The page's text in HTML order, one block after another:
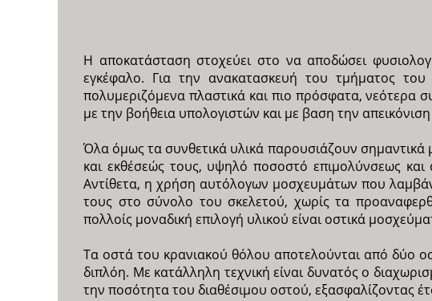
Η αποκατάσταση στοχεύει στο να αποδώσει
εγκέφαλο. Για την ανακατασκευή του τμήματος του
πολυμεριζόμενα πλαστικά και πιο πρόσφατα, νεότερα
με την βοήθεια υπολογιστών και με βαση την
Όλα όμως τα συνθετικά υλικά παρουσιάζουν
και εκθέσεώς τους, υψηλό ποσοστό επιμολύνσεως
Αντίθετα, η χρήση αυτόλογων μοσχευμάτων που
τους στο σύνολο του σκελετού, χωρίς τα
πολλοίς μοναδική επιλογή υλικού είναι οστικά
Τα οστά του κρανιακού θόλου αποτελούνται από δύο
διπλόη. Με κατάλληλη τεχνική είναι δυνατός ο
την ποσότητα του διαθέσιμου οστού, εξασφαλίζοντας